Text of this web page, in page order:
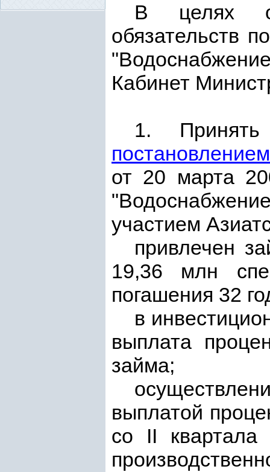
В целях
обязательств
Кабинет
1.
постановлением
от 20 марта
участием
привлечен
19,36 млн
погашения 32
в
выплата
займа;
выплатой
со II квартала